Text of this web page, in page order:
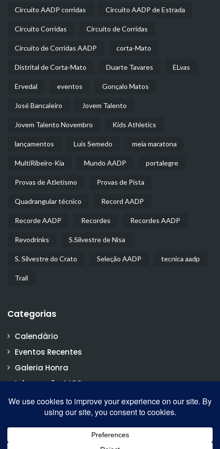
Circuito AADP corridas Circuito AADP de Estrada
Circuito Corridas Circuito de Corridas
Circuito de Corridas AADP corta-Mato
Distrital de Corta-Mato Duarte Tavares ELvas
Ervedal eventos Gonçalo Matos
José Bancaleiro Jovem Talento
Jovem Talento Novembro Kids Athletics
lançamentos Luis Semedo meia maratona
MultiRibeiro-Kia Mundo AADP portalegre
Provas de Atletismo Provas de Pista
Quadrangular técnico Record AADP
Recorde AADP Recordes Recordes AADP
Revodrinks S.Silvestre de Nisa
S. Silvestre do Crato Seleção AADP tecnica aadp
Trail
Categorias
Calendário
Eventos Recentes
Galeria Honra
Informação AADP
Notícias